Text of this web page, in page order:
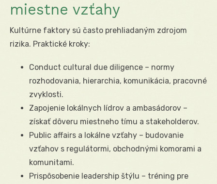
miestne vzťahy
Kultúrne faktory sú často prehliadaným zdrojom
rizika. Praktické kroky:
Conduct cultural due diligence – normy
rozhodovania, hierarchia, komunikácia, pracovné
zvyklosti.
Zapojenie lokálnych lídrov a ambasádorov –
získať dôveru miestneho tímu a stakeholderov.
Public affairs a lokálne vzťahy – budovanie
vzťahov s regulátormi, obchodnými komorami a
komunitami.
Prispôsobenie leadership štýlu – tréning pre